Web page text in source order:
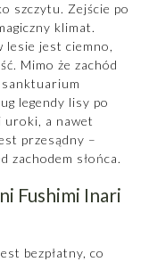
szczytu. Zejście po
klimat.
lesie jest ciemno,
Mimo że zachód
legendy lisy po
uroki, a nawet
przesądny –
zachodem słońca.
Fushimi Inari
bezpłatny, co